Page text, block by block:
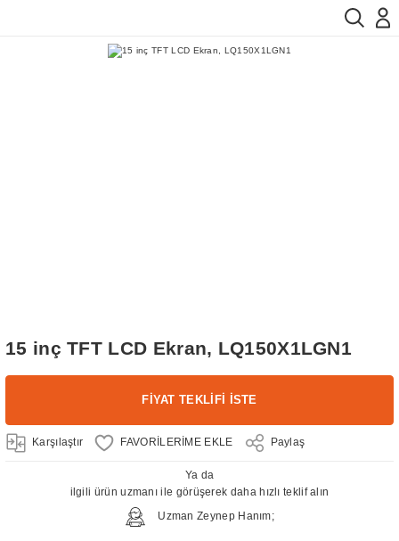
15 inç TFT LCD Ekran, LQ150X1LGN1
FİYAT TEKLİFİ İSTE
Karşılaştır Paylaş
Ya da
ilgili ürün uzmanı ile görüşerek daha hızlı teklif alın
Uzman Zeynep Hanım;